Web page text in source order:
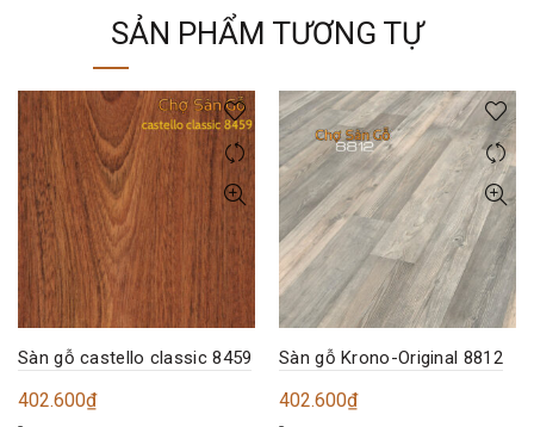
SẢN PHẨM TƯƠNG TỰ
Sàn gỗ castello classic 8459
402.600₫
Sàn gỗ Krono-Original 8812
402.600₫